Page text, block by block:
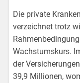
Die private
verzeichnet trotz
Wachstumskurs.
der
39,9 Millionen,